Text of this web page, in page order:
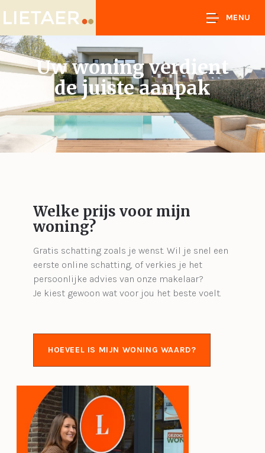
MENU
Uw woning verdient
de juiste aanpak
Welke prijs voor mijn
woning?
Gratis schatting zoals je wenst. Wil je snel een
eerste online schatting, of verkies je het
persoonlijke advies van onze makelaar?
Je kiest gewoon wat voor jou het beste voelt.
HOEVEEL IS MIJN WONING WAARD?